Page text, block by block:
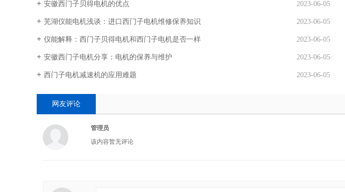
安徽西门子贝得电机的优点 2023-06-05
芜湖仪能电机浅谈：进口西门子电机维修保养知识 2023-06-05
仪能解释：西门子贝得电机和西门子电机是否一样 2023-06-05
安徽西门子电机分享：电机的保养与维护 2023-06-05
西门子电机减速机的应用难题 2023-06-05
网友评论
管理员
该内容暂无评论